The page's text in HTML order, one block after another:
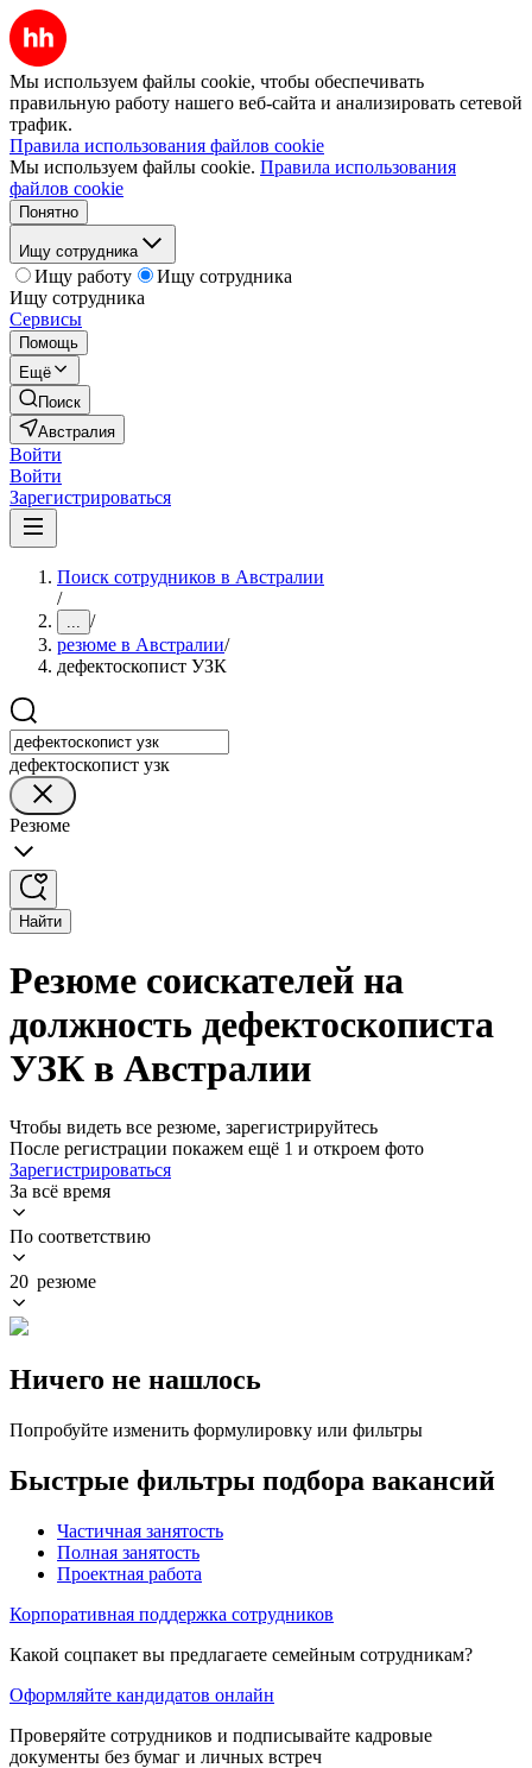
Мы используем файлы cookie, чтобы обеспечивать
правильную работу нашего веб-сайта и анализировать сетевой
трафик.
Правила использования файлов cookie
Мы используем файлы cookie. Правила использования
файлов cookie
Понятно
Ищу сотрудника
Ищу работу
Ищу сотрудника
Ищу сотрудника
Сервисы
Помощь
Ещё
Поиск
Австралия
Войти
Войти
Зарегистрироваться
Поиск сотрудников в Австралии
/
... /
резюме в Австралии/
дефектоскопист УЗК
дефектоскопист узк
Резюме
Найти
Резюме соискателей на
должность дефектоскописта
УЗК в Австралии
Чтобы видеть все резюме, зарегистрируйтесь
После регистрации покажем ещё 1 и откроем фото
Зарегистрироваться
За всё время
По соответствию
20 резюме
Ничего не нашлось
Попробуйте изменить формулировку или фильтры
Быстрые фильтры подбора вакансий
Частичная занятость
Полная занятость
Проектная работа
Корпоративная поддержка сотрудников
Какой соцпакет вы предлагаете семейным сотрудникам?
Оформляйте кандидатов онлайн
Проверяйте сотрудников и подписывайте кадровые
документы без бумаг и личных встреч